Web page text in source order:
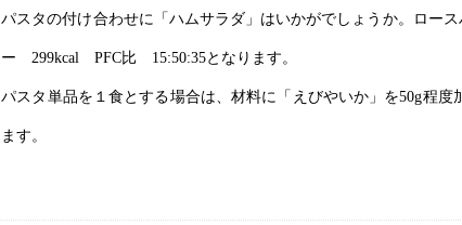
パスタの付け合わせに「ハムサラダ」はいかがでしょうか。ロース
ー 299kcal PFC比 15:50:35となります。
パスタ単品を１食とする場合は、材料に「えびやいか」を50g程度
ます。